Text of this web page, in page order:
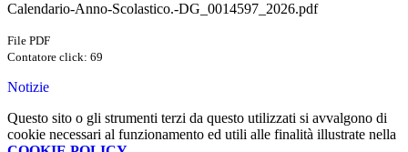
Calendario-Anno-Scolastico.-DG_0014597_2026.pdf
File PDF
Contatore click: 69
Notizie
Questo sito o gli strumenti terzi da questo utilizzati si avvalgono di
cookie necessari al funzionamento ed utili alle finalità illustrate nella